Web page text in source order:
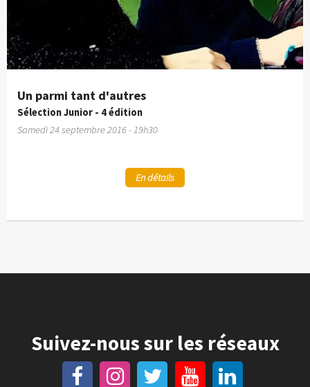
Un parmi tant d'autres
Sélection Junior - 4 édition
Samedi 24 septembre 2016 - 19h30
En détails
Suivez-nous sur les réseaux